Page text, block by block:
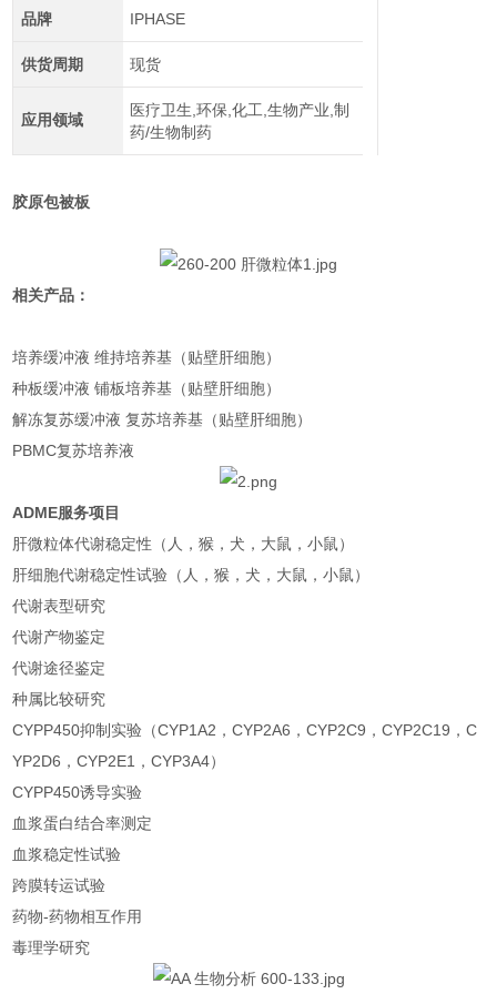
品牌 IPHASE
供货周期 现货
应用领域
医疗卫生,环保,化工,生物产业,制
药/生物制药
胶原包被板
相关产品：
培养缓冲液 维持培养基（贴壁肝细胞）
种板缓冲液 铺板培养基（贴壁肝细胞）
解冻复苏缓冲液 复苏培养基（贴壁肝细胞）
PBMC复苏培养液
ADME服务项目
肝微粒体代谢稳定性（人，猴，犬，大鼠，小鼠）
肝细胞代谢稳定性试验（人，猴，犬，大鼠，小鼠）
代谢表型研究
代谢产物鉴定
代谢途径鉴定
种属比较研究
CYPP450抑制实验（CYP1A2，CYP2A6，CYP2C9，CYP2C19，C
YP2D6，CYP2E1，CYP3A4）
CYPP450诱导实验
血浆蛋白结合率测定
血浆稳定性试验
跨膜转运试验
药物-药物相互作用
毒理学研究